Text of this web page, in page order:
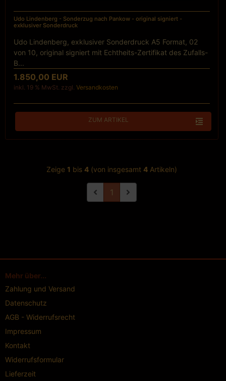
Udo Lindenberg - Sonderzug nach Pankow - original signiert -
exklusiver Sonderdruck
Udo Lindenberg, exklusiver Sonderdruck A5 Format, 02
von 10, original signiert mit Echtheits-Zertifikat des Zufalls-
B...
1.850,00 EUR
inkl. 19 % MwSt. zzgl. Versandkosten
ZUM ARTIKEL
Zeige 1 bis 4 (von insgesamt 4 Artikeln)
1
Mehr über...
Zahlung und Versand
Datenschutz
AGB - Widerrufsrecht
Impressum
Kontakt
Widerrufsformular
Lieferzeit